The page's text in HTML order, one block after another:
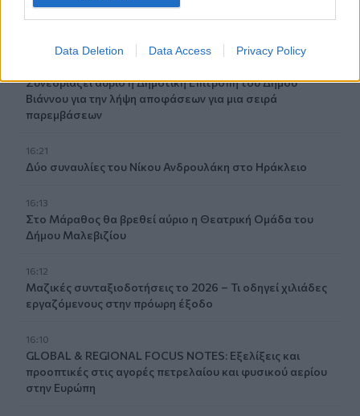
Data Deletion Data Access Privacy Policy
Συνεδριάζει αύριο η Δημοτική Επιτροπή του Δήμου
Βιάννου για την λήψη αποφάσεων για μια σειρά
παρεμβάσεων
16:21
Δύο συναυλίες του Νίκου Ανδρουλάκη στο Ηράκλειο
16:13
Στο Μάραθος θα βρεθεί αύριο η Θεατρική Ομάδα του
Δήμου Μαλεβιζίου
16:12
Μαζικές συνταξιοδοτήσεις το 2026 – Τι οδηγεί χιλιάδες
εργαζόμενους στην πρόωρη έξοδο
16:10
GLOBAL & REGIONAL FOCUS NOTES: Εξελίξεις και
προοπτικές στις αγορές πετρελαίου και φυσικού αερίου
στην Ευρώπη